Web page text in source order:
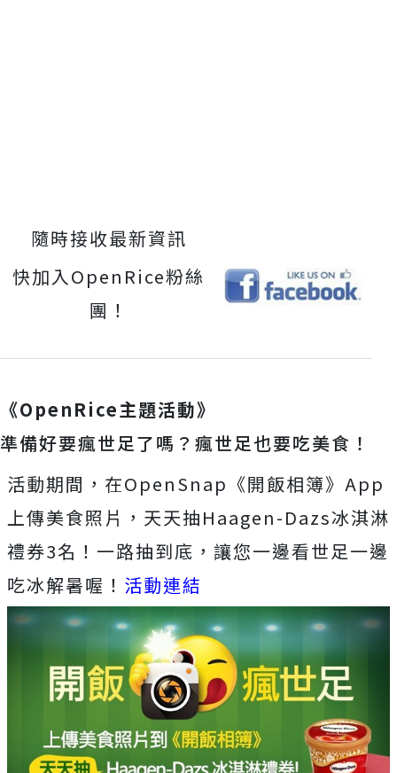
隨時接收最新資訊
快加入OpenRice粉絲
團！
《OpenRice主題活動》
準備好要瘋世足了嗎？瘋世足也要吃美食！
活動期間，在OpenSnap《開飯相簿》App
上傳美食照片，天天抽Haagen-Dazs冰淇淋
禮券3名！一路抽到底，讓您一邊看世足一邊
吃冰解暑喔！ 活動連結